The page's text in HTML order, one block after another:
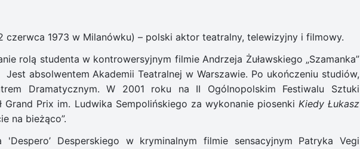
czerwca 1973 w Milanówku) – polski aktor teatralny, telewizyjny i filmowy.
rolą studenta w kontrowersyjnym filmie Andrzeja Żuławskiego „Szamanka”
Jest absolwentem Akademii Teatralnej w Warszawie. Po ukończeniu studiów,
Dramatycznym. W 2001 roku na II Ogólnopolskim Festiwalu Sztuki
Grand Prix im. Ludwika Sempolińskiego za wykonanie piosenki Kiedy Łukasz
na bieżąco”.
'Despero’ Desperskiego w kryminalnym filmie sensacyjnym Patryka Vegi